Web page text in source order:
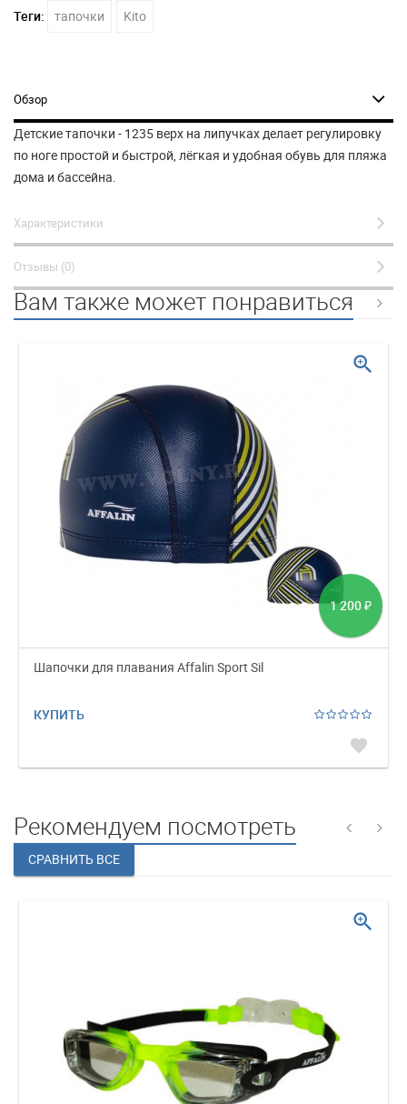
Теги: тапочки Kito
Обзор
Детские тапочки - 1235 верх на липучках делает регулировку
по ноге простой и быстрой, лёгкая и удобная обувь для пляжа
дома и бассейна.
Характеристики
Отзывы (0)
Вам также может понравиться
1 200 ₽
Шапочки для плавания Affalin Sport Sil
КУПИТЬ
favorite
zoom_in
Рекомендуем посмотреть
zoom_in